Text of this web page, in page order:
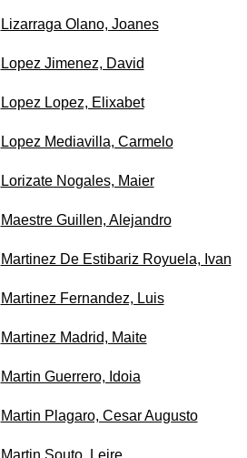
Lizarraga Olano, Joanes
Lopez Jimenez, David
Lopez Lopez, Elixabet
Lopez Mediavilla, Carmelo
Lorizate Nogales, Maier
Maestre Guillen, Alejandro
Martinez De Estibariz Royuela, Ivan
Martinez Fernandez, Luis
Martinez Madrid, Maite
Martin Guerrero, Idoia
Martin Plagaro, Cesar Augusto
Martin Souto, Leire